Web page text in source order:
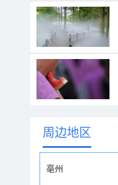
周边地区
亳州